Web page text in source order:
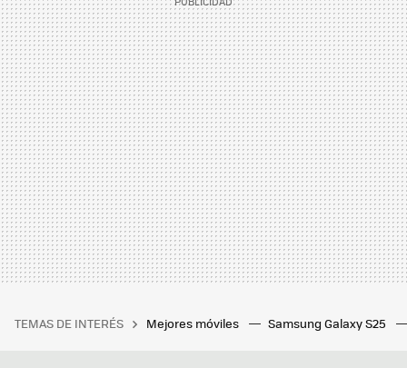
TEMAS DE INTERÉS Mejores móviles Samsung Galaxy S25